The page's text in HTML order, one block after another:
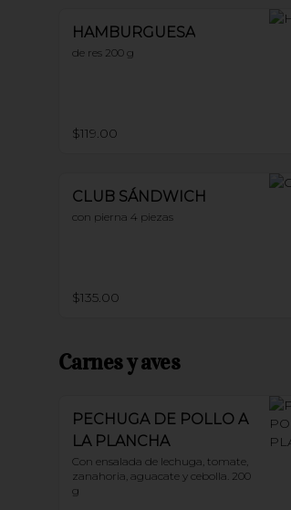
HAMBURGUESA
de res 200 g
$119.00
CLUB SÁNDWICH
con pierna 4 piezas
$135.00
Carnes y aves
PECHUGA DE POLLO A
LA PLANCHA
Con ensalada de lechuga, tomate,
zanahoria, aguacate y cebolla. 200
g